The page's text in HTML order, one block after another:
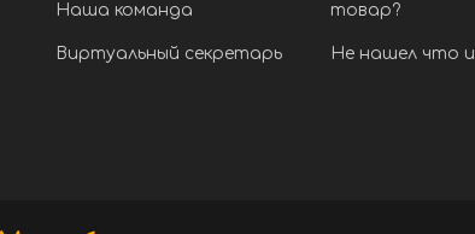
Наша команда
Виртуальный секретарь
товар?
Не нашел что